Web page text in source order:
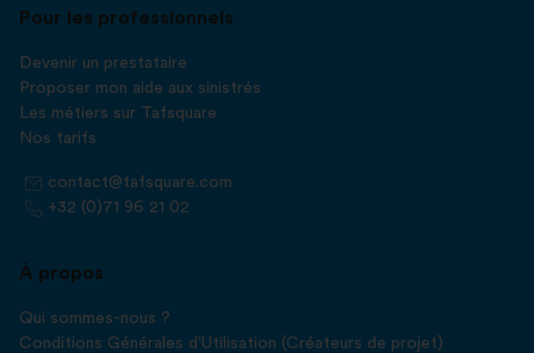
Pour les professionnels
Devenir un prestataire
Proposer mon aide aux sinistrés
Les métiers sur Tafsquare
Nos tarifs
contact@tafsquare.com
+32 (0)71 96 21 02
À propos
Qui sommes-nous ?
Conditions Générales d'Utilisation (Créateurs de projet)